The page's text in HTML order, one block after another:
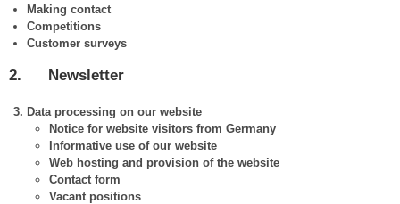
Making contact
Competitions
Customer surveys
2. Newsletter
Data processing on our website
Notice for website visitors from Germany
Informative use of our website
Web hosting and provision of the website
Contact form
Vacant positions